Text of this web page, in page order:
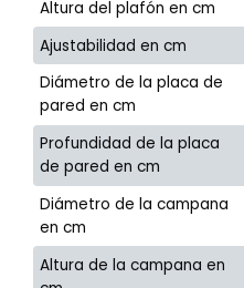
Altura del plafón en cm
Ajustabilidad en cm
Diámetro de la placa de
pared en cm
Profundidad de la placa
de pared en cm
Diámetro de la campana
en cm
Altura de la campana en